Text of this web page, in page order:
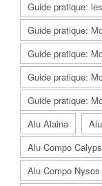
Guide pratique:
Guide pratique:
Guide pratique:
Guide pratique:
Guide pratique:
Alu Alaina
Alu Compo
Alu Compo Nysos